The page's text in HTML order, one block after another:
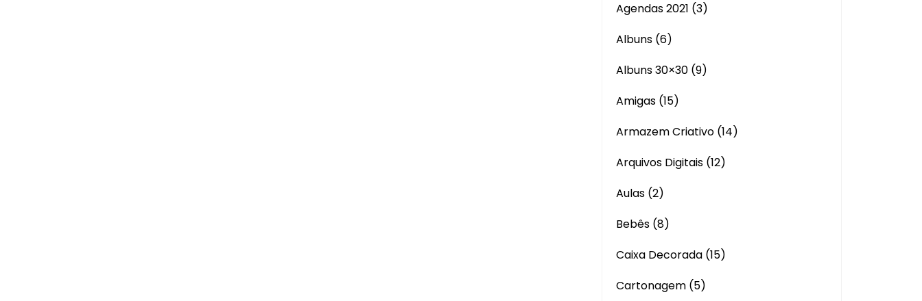
Agendas 2021 (3)
Albuns (6)
Albuns 30×30 (9)
Amigas (15)
Armazem Criativo (14)
Arquivos Digitais (12)
Aulas (2)
Bebês (8)
Caixa Decorada (15)
Cartonagem (5)